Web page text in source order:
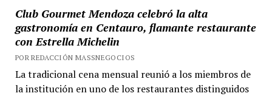
Club Gourmet Mendoza celebró la alta
gastronomía en Centauro, flamante restaurante
con Estrella Michelin
POR REDACCIÓN MASSNEGOCIOS
La tradicional cena mensual reunió a los miembros de
la institución en uno de los restaurantes distinguidos